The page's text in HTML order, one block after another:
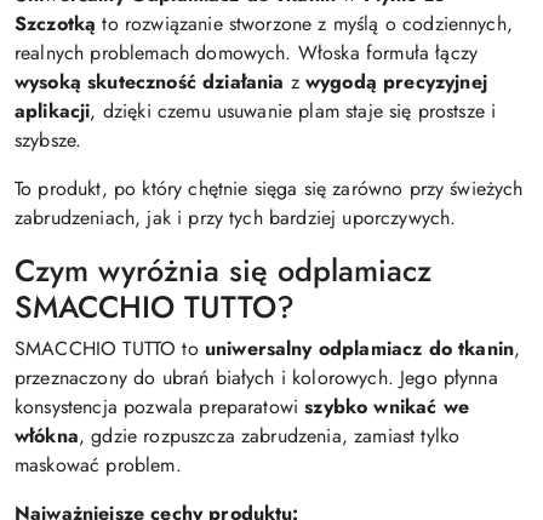
Szczotką to rozwiązanie stworzone z myślą o codziennych,
realnych problemach domowych. Włoska formuła łączy
wysoką skuteczność działania z wygodą precyzyjnej
aplikacji, dzięki czemu usuwanie plam staje się prostsze i
szybsze.
To produkt, po który chętnie sięga się zarówno przy świeżych
zabrudzeniach, jak i przy tych bardziej uporczywych.
Czym wyróżnia się odplamiacz
SMACCHIO TUTTO?
SMACCHIO TUTTO to uniwersalny odplamiacz do tkanin,
przeznaczony do ubrań białych i kolorowych. Jego płynna
konsystencja pozwala preparatowiszybko wnikać we
włókna, gdzie rozpuszcza zabrudzenia, zamiast tylko
maskować problem.
Najważniejsze cechy produktu: